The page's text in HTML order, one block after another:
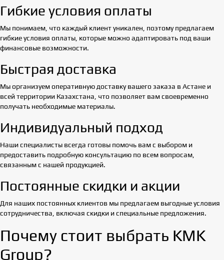
Гибкие условия оплаты
Мы понимаем, что каждый клиент уникален, поэтому предлагаем
гибкие условия оплаты, которые можно адаптировать под ваши
финансовые возможности.
Быстрая доставка
Мы организуем оперативную доставку вашего заказа в Астане и
всей территории Казахстана, что позволяет вам своевременно
получать необходимые материалы.
Индивидуальный подход
Наши специалисты всегда готовы помочь вам с выбором и
предоставить подробную консультацию по всем вопросам,
связанным с нашей продукцией.
Постоянные скидки и акции
Для наших постоянных клиентов мы предлагаем выгодные условия
сотрудничества, включая скидки и специальные предложения.
Почему стоит выбрать KMK
Group?